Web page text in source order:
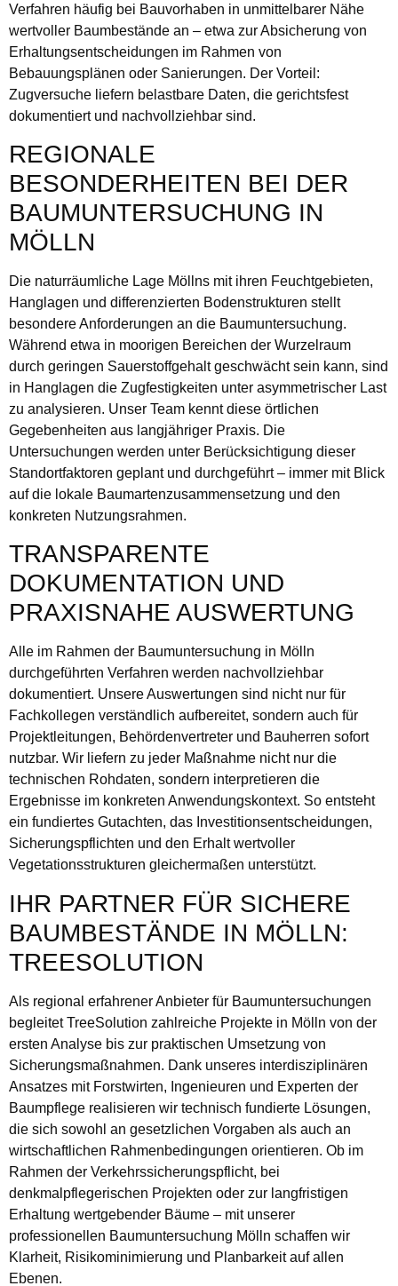
Verfahren häufig bei Bauvorhaben in unmittelbarer Nähe
wertvoller Baumbestände an – etwa zur Absicherung von
Erhaltungsentscheidungen im Rahmen von
Bebauungsplänen oder Sanierungen. Der Vorteil:
Zugversuche liefern belastbare Daten, die gerichtsfest
dokumentiert und nachvollziehbar sind.
REGIONALE
BESONDERHEITEN BEI DER
BAUMUNTERSUCHUNG IN
MÖLLN
Die naturräumliche Lage Möllns mit ihren Feuchtgebieten,
Hanglagen und differenzierten Bodenstrukturen stellt
besondere Anforderungen an die Baumuntersuchung.
Während etwa in moorigen Bereichen der Wurzelraum
durch geringen Sauerstoffgehalt geschwächt sein kann, sind
in Hanglagen die Zugfestigkeiten unter asymmetrischer Last
zu analysieren. Unser Team kennt diese örtlichen
Gegebenheiten aus langjähriger Praxis. Die
Untersuchungen werden unter Berücksichtigung dieser
Standortfaktoren geplant und durchgeführt – immer mit Blick
auf die lokale Baumartenzusammensetzung und den
konkreten Nutzungsrahmen.
TRANSPARENTE
DOKUMENTATION UND
PRAXISNAHE AUSWERTUNG
Alle im Rahmen der Baumuntersuchung in Mölln
durchgeführten Verfahren werden nachvollziehbar
dokumentiert. Unsere Auswertungen sind nicht nur für
Fachkollegen verständlich aufbereitet, sondern auch für
Projektleitungen, Behördenvertreter und Bauherren sofort
nutzbar. Wir liefern zu jeder Maßnahme nicht nur die
technischen Rohdaten, sondern interpretieren die
Ergebnisse im konkreten Anwendungskontext. So entsteht
ein fundiertes Gutachten, das Investitionsentscheidungen,
Sicherungspflichten und den Erhalt wertvoller
Vegetationsstrukturen gleichermaßen unterstützt.
IHR PARTNER FÜR SICHERE
BAUMBESTÄNDE IN MÖLLN:
TREESOLUTION
Als regional erfahrener Anbieter für Baumuntersuchungen
begleitet TreeSolution zahlreiche Projekte in Mölln von der
ersten Analyse bis zur praktischen Umsetzung von
Sicherungsmaßnahmen. Dank unseres interdisziplinären
Ansatzes mit Forstwirten, Ingenieuren und Experten der
Baumpflege realisieren wir technisch fundierte Lösungen,
die sich sowohl an gesetzlichen Vorgaben als auch an
wirtschaftlichen Rahmenbedingungen orientieren. Ob im
Rahmen der Verkehrssicherungspflicht, bei
denkmalpflegerischen Projekten oder zur langfristigen
Erhaltung wertgebender Bäume – mit unserer
professionellen Baumuntersuchung Mölln schaffen wir
Klarheit, Risikominimierung und Planbarkeit auf allen
Ebenen.